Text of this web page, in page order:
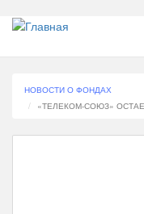
Перейти
основному
НОВОСТИ О ФОНДАХ
«ТЕЛЕКОМ-СОЮЗ»